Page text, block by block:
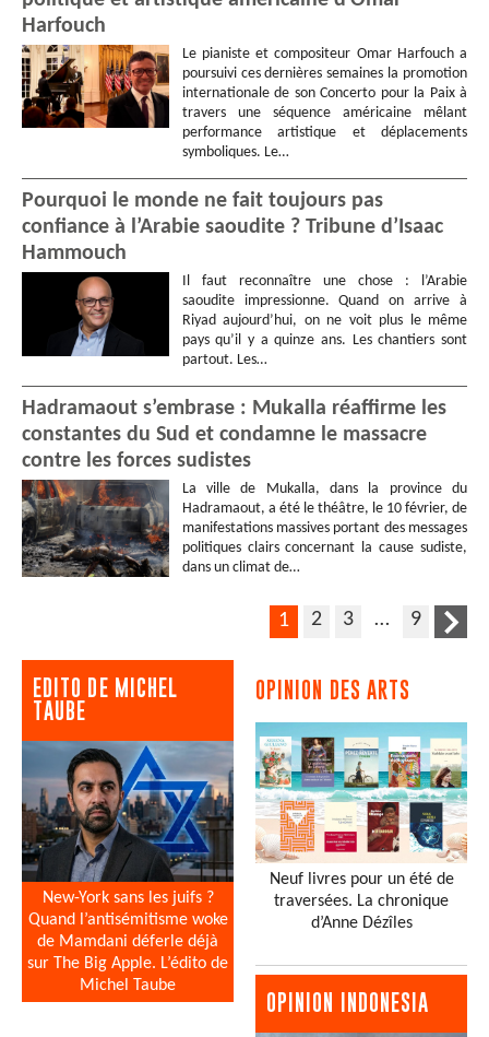
Harfouch
Le pianiste et compositeur Omar Harfouch a
poursuivi ces dernières semaines la promotion
internationale de son Concerto pour la Paix à
travers une séquence américaine mêlant
performance artistique et déplacements
symboliques. Le…
Pourquoi le monde ne fait toujours pas
confiance à l’Arabie saoudite ? Tribune d’Isaac
Hammouch
Il faut reconnaître une chose : l’Arabie
saoudite impressionne. Quand on arrive à
Riyad aujourd’hui, on ne voit plus le même
pays qu’il y a quinze ans. Les chantiers sont
partout. Les…
Hadramaout s’embrase : Mukalla réaffirme les
constantes du Sud et condamne le massacre
contre les forces sudistes
La ville de Mukalla, dans la province du
Hadramaout, a été le théâtre, le 10 février, de
manifestations massives portant des messages
politiques clairs concernant la cause sudiste,
dans un climat de…
1 2 3 … 9
EDITO DE MICHEL
TAUBE
New-York sans les juifs ?
Quand l’antisémitisme woke
de Mamdani déferle déjà
sur The Big Apple. L’édito de
Michel Taube
OPINION DES ARTS
Neuf livres pour un été de
traversées. La chronique
d’Anne Dézîles
OPINION INDONESIA